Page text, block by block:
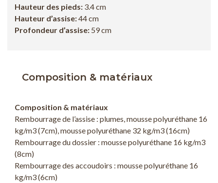
Hauteur des pieds: 3.4 cm
Hauteur d’assise:44 cm
Profondeur d’assise: 59 cm
Composition & matériaux
Composition & matériaux
Rembourrage de l’assise : plumes, mousse polyuréthane 16
kg/m3 (7cm), mousse polyuréthane 32 kg/m3 (16cm)
Rembourrage du dossier : mousse polyuréthane 16 kg/m3
(8cm)
Rembourrage des accoudoirs : mousse polyuréthane 16
kg/m3 (6cm)